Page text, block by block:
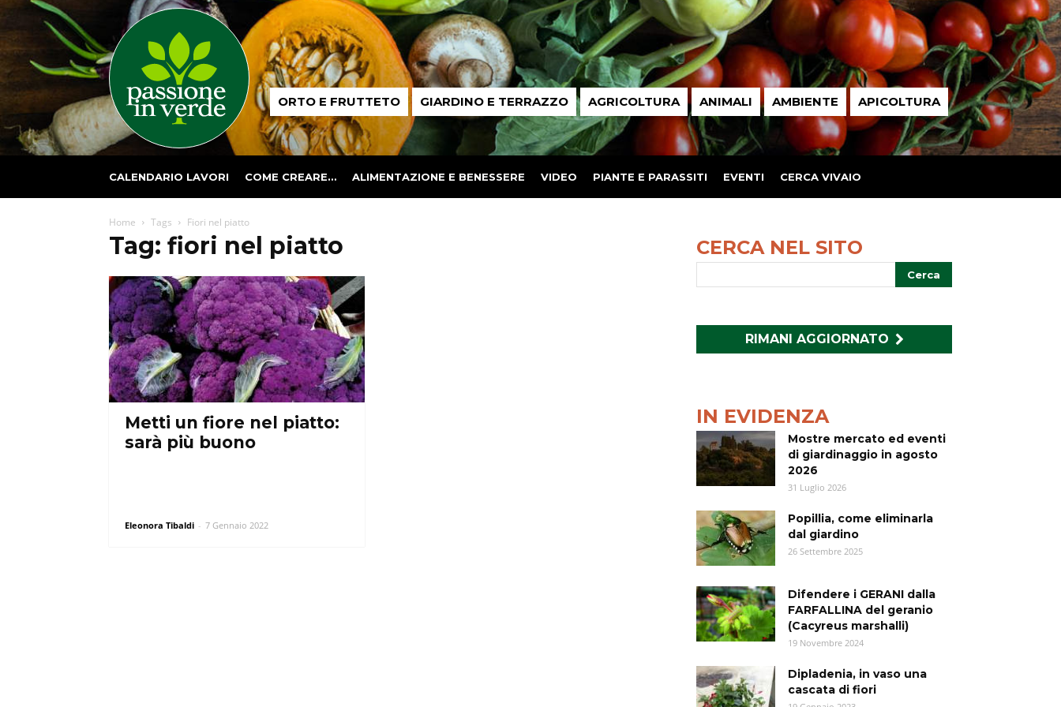
Passione
in ORTO E FRUTTETO GIARDINO E TERRAZZO AGRICOLTURA ANIMALI AMBIENTE APICOLTURA
CALENDARIO LAVORI COME CREARE… ALIMENTAZIONE E BENESSERE VIDEO PIANTE E PARASSITI EVENTI CERCA VIVAIO
Home Tags Fiori nel piatto
Tag: fiori nel piatto
Metti un fiore nel piatto:
sarà più buono
Eleonora Tibaldi - 7 Gennaio 2022
CERCA NEL SITO
RIMANI AGGIORNATO
IN EVIDENZA
Mostre mercato ed eventi
di giardinaggio in agosto
2026
31 Luglio 2026
Popillia, come eliminarla
dal giardino
26 Settembre 2025
Difendere i GERANI dalla
FARFALLINA del geranio
(Cacyreus marshalli)
19 Novembre 2024
Dipladenia, in vaso una
cascata di fiori